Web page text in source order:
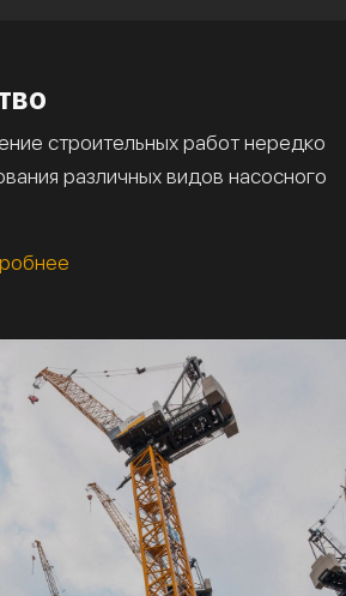
строительных работ нередко
различных видов насосного